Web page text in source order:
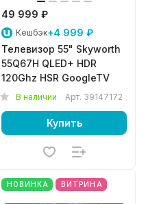
49 999 ₽
Кешбэк+4 999 ₽
Телевизор 55" Skyworth
55Q67H QLED+ HDR
120Ghz HSR GoogleTV
В наличии Арт. 39147172
Купить
НОВИНКА ВИТРИНА